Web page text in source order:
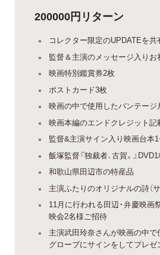
200000円リターン
コレクター限定のUPDATEを共
監督＆主演のメッセージ入りお
映画特別鑑賞券2枚
ポストカード3枚
映画の中で使用したバンテージ
映画本編のエンドクレジット記
監督&主演サイン入り映画台本
飯塚監督『独裁者、古賀。』
和歌山県田辺市の特産品
主演ふたりのオリジナルの詩（
11月に行われる田辺・弁慶映画
映会2名様ご招待
主演武田玲奈さんが映画の中
グローブにサインをしてプレゼ